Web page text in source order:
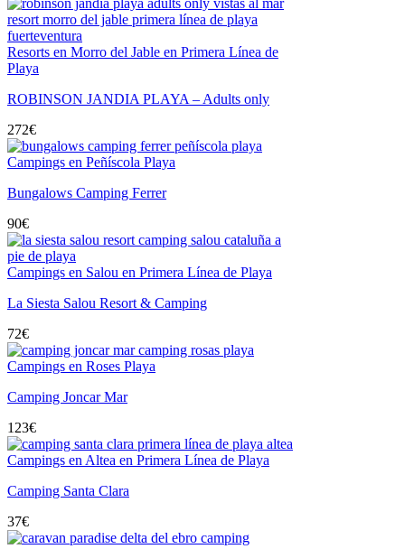
Resorts en Morro del Jable en Primera Línea de
Playa
ROBINSON JANDIA PLAYA – Adults only
272€
Campings en Peñíscola Playa
Bungalows Camping Ferrer
90€
Campings en Salou en Primera Línea de Playa
La Siesta Salou Resort & Camping
72€
Campings en Roses Playa
Camping Joncar Mar
123€
Campings en Altea en Primera Línea de Playa
Camping Santa Clara
37€